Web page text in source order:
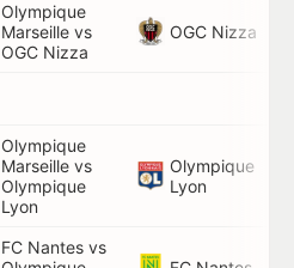
Olympique
Marseille vs
OGC Nizza
OGC Nizza
Olympique
Marseille vs
Olympique
Lyon
Olympique
Lyon
FC Nantes vs